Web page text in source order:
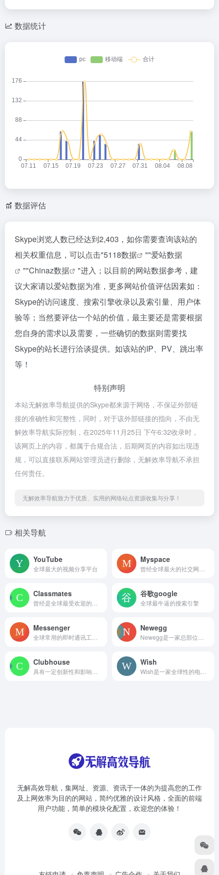
数据统计
数据评估
Skype浏览人数已经达到2,403，如你需要查询该站的
相关权重信息，可以点击"5118数据 ""爱站数据
""Chinaz数据
"进入；以目前的网站数据参考，建
议大家请以爱站数据为准，更多网站价值评估因素如：
Skype的访问速度、搜索引擎收录以及索引量、用户体
验等；当然要评估一个站的价值，最主要还是需要根据
您自身的需求以及需要，一些确切的数据则需要找
Skype的站长进行洽谈提供。如该站的IP、PV、跳出率
等！
特别声明
本站无解效率导航提供的Skype都来源于网络，不保证外部链
接的准确性和完整性，同时，对于该外部链接的指向，不由无
解效率导航实际控制，在2025年11月25日 下午6:32收录时，
该网页上的内容，都属于合规合法，后期网页的内容如出现违
规，可以直接联系网站管理员进行删除，无解效率导航不承担
任何责任。
无解效率导航致力于优质、实用的网络站点资源收集与分享！
相关导航
YouTube
全球最大的视频分享平台
Myspace
Classmates 谷歌google
全球最牛逼的搜索引擎
Messenger Newegg
Clubhouse Wish
无解高效导航，集网址、资源、资讯于一体的为提高您的工作
及上网效率为目的的网站，简约优雅的设计风格，全面的前端
用户功能，简单的模块化配置，欢迎您的体验！